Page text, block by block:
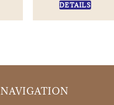
DETAILS
NAVIGATION